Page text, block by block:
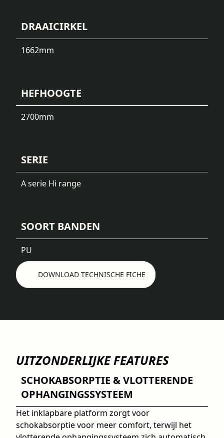
DRAAICIRKEL
1662mm
HEFHOOGTE
2700mm
SERIE
A serie Hi range
SOORT BANDEN
PU
DOWNLOAD TECHNISCHE FICHE
UITZONDERLIJKE FEATURES
SCHOKABSORPTIE & VLOTTERENDE
OPHANGINGSSYSTEEM
Het inklapbare platform zorgt voor
schokabsorptie voor meer comfort, terwijl het